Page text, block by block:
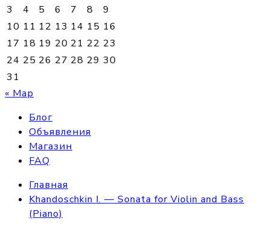
3
4 5 6 7 8
9
10 11 12 13 14 15 16
17 18 19 20 21 22 23
24 25 26 27 28 29 30
31
« Мар
Блог
Объявления
Магазин
FAQ
Главная
Khandoschkin I. — Sonata for Violin and Bass
(Piano)